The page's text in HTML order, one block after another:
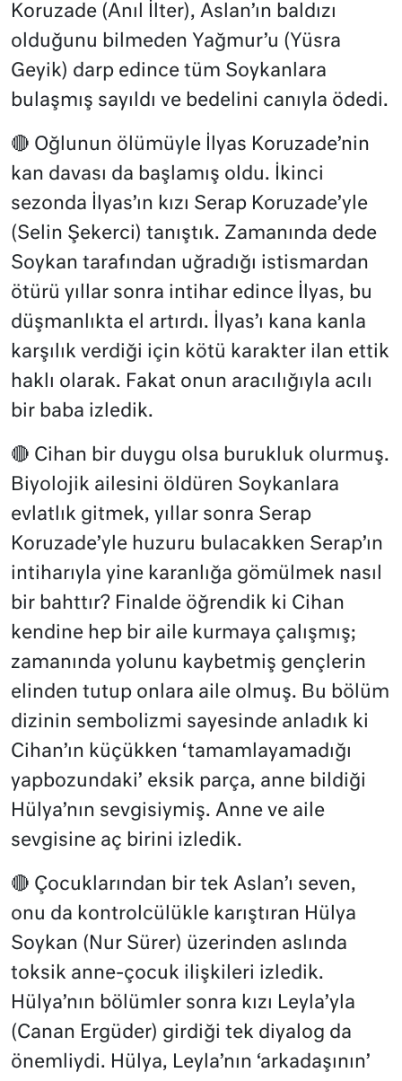
Koruzade (Anıl İlter), Aslan’ın baldızı
olduğunu bilmeden Yağmur’u (Yüsra
Geyik) darp edince tüm Soykanlara
bulaşmış sayıldı ve bedelini canıyla ödedi.
🔴 Oğlunun ölümüyle İlyas Koruzade’nin
kan davası da başlamış oldu. İkinci
sezonda İlyas’ın kızı Serap Koruzade’yle
(Selin Şekerci) tanıştık. Zamanında dede
Soykan tarafından uğradığı istismardan
ötürü yıllar sonra intihar edince İlyas, bu
düşmanlıkta el artırdı. İlyas’ı kana kanla
karşılık verdiği için kötü karakter ilan ettik
haklı olarak. Fakat onun aracılığıyla acılı
bir baba izledik.
🔴 Cihan bir duygu olsa burukluk olurmuş.
Biyolojik ailesini öldüren Soykanlara
evlatlık gitmek, yıllar sonra Serap
Koruzade’yle huzuru bulacakken Serap’ın
intiharıyla yine karanlığa gömülmek nasıl
bir bahttır? Finalde öğrendik ki Cihan
kendine hep bir aile kurmaya çalışmış;
zamanında yolunu kaybetmiş gençlerin
elinden tutup onlara aile olmuş. Bu bölüm
dizinin sembolizmi sayesinde anladık ki
Cihan’ın küçükken ‘tamamlayamadığı
yapbozundaki’ eksik parça, anne bildiği
Hülya’nın sevgisiymiş. Anne ve aile
sevgisine aç birini izledik.
🔴 Çocuklarından bir tek Aslan’ı seven,
onu da kontrolcülükle karıştıran Hülya
Soykan (Nur Sürer) üzerinden aslında
toksik anne-çocuk ilişkileri izledik.
Hülya’nın bölümler sonra kızı Leyla’yla
(Canan Ergüder) girdiği tek diyalog da
önemliydi. Hülya, Leyla’nın ‘arkadaşının’